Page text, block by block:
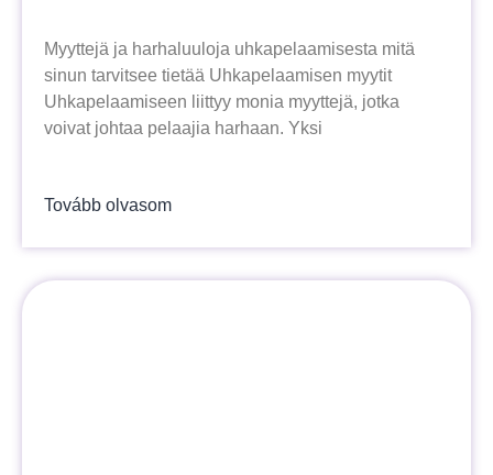
Myyttejä ja harhaluuloja uhkapelaamisesta mitä
sinun tarvitsee tietää Uhkapelaamisen myytit
Uhkapelaamiseen liittyy monia myyttejä, jotka
voivat johtaa pelaajia harhaan. Yksi
Tovább olvasom